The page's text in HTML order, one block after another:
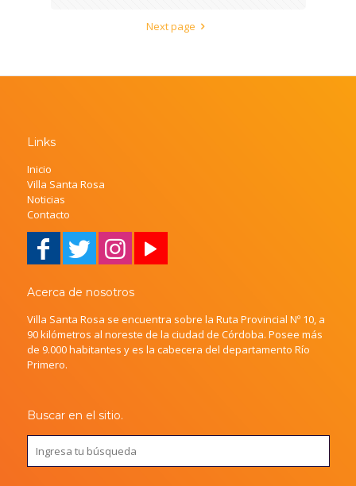
Next page
Links
Inicio
Villa Santa Rosa
Noticias
Contacto
Acerca de nosotros
Villa Santa Rosa se encuentra sobre la Ruta Provincial Nº 10, a
90 kilómetros al noreste de la ciudad de Córdoba. Posee más
de 9.000 habitantes y es la cabecera del departamento Río
Primero.
Buscar en el sitio.